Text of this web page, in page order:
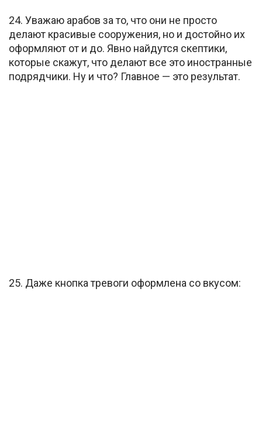
24. Уважаю арабов за то, что они не просто
делают красивые сооружения, но и достойно их
оформляют от и до. Явно найдутся скептики,
которые скажут, что делают все это иностранные
подрядчики. Ну и что? Главное — это результат.
25. Даже кнопка тревоги оформлена со вкусом: